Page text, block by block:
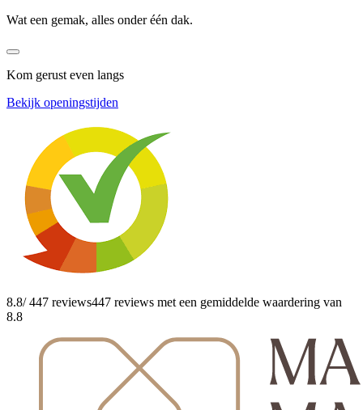
Wat een gemak, alles onder één dak.
Kom gerust even langs
Bekijk openingstijden
8.8/ 447 reviews447 reviews met een gemiddelde waardering van
8.8